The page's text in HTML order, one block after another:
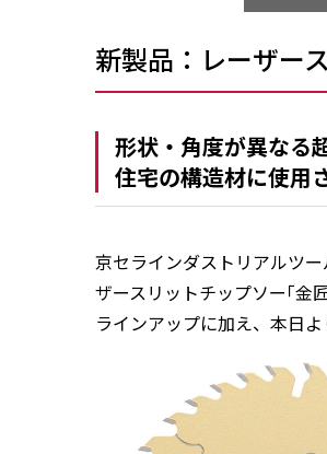
新製品：レーザー
形状・角度が異なる
住宅の構造材に使用
京セラインダストリアルツ
ザースリットチップソー｢金
ラインアップに加え、本日